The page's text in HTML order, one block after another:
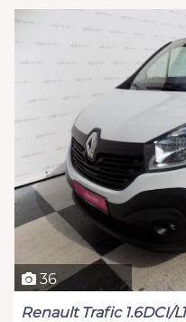
36
Renault Trafic 1.6DCI/